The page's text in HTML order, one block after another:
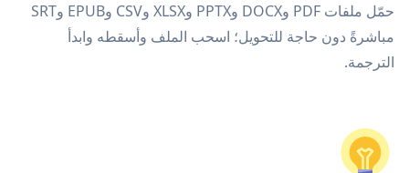
حمّل ملفات PDF وDOCX وPPTX وXLSX وCSV وEPUB وSRT
مباشرةً دون حاجة للتحويل؛ اسحب الملف وأسقطه وابدأ
الترجمة.